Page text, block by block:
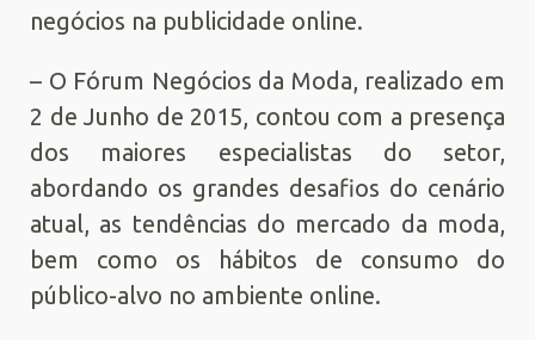
negócios na publicidade online.
– O Fórum Negócios da Moda, realizado em
2 de Junho de 2015, contou com a presença
dos maiores especialistas do setor,
abordando os grandes desafios do cenário
atual, as tendências do mercado da moda,
bem como os hábitos de consumo do
público-alvo no ambiente online.